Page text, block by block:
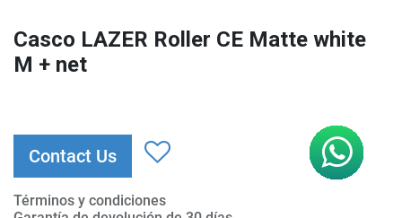
Casco LAZER Roller CE Matte white
M + net
Contact Us
Términos y condiciones